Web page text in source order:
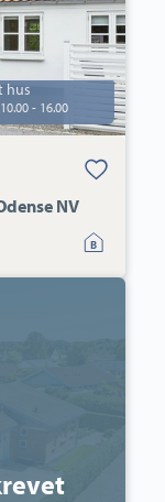
hus
- 16.00
Bolig er gemt
under dine
NV